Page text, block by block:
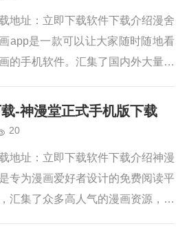
地址：立即下载软件下载介绍漫舍
app是一款可以让大家随时随地看
的手机软件。汇集了国内外大量流
流畅的阅读体验，使用户能够享受
-神漫堂正式手机版下载
20
地址：立即下载软件下载介绍神漫
专为漫画爱好者设计的免费阅读平
汇集了众多高人气的漫画资源，涵